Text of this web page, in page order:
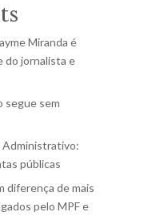
Miranda é
do jornalista e
segue sem
Administrativo:
públicas
diferença de mais
pelo MPF e